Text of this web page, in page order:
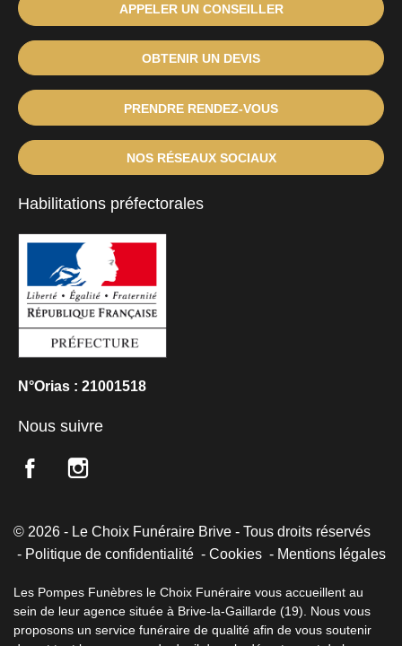
APPELER UN CONSEILLER
OBTENIR UN DEVIS
PRENDRE RENDEZ-VOUS
NOS RÉSEAUX SOCIAUX
Habilitations préfectorales
N°Orias : 21001518
Nous suivre
© 2026 - Le Choix Funéraire Brive - Tous droits réservés
Politique de confidentialité
Cookies Mentions légales
Les Pompes Funèbres le Choix Funéraire vous accueillent au
sein de leur agence située à Brive-la-Gaillarde (19). Nous vous
proposons un service funéraire de qualité afin de vous soutenir